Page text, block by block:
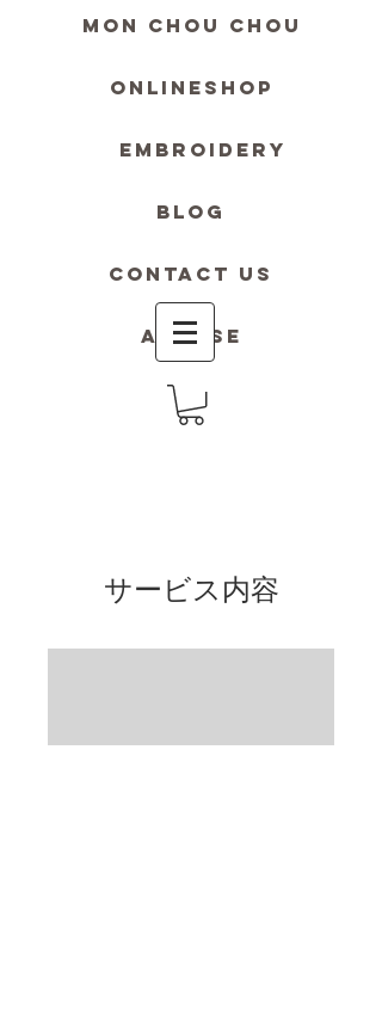
MON Chou Chou
ONLINESHOP
Embroidery
blog
contact us
Accese
サービス内容